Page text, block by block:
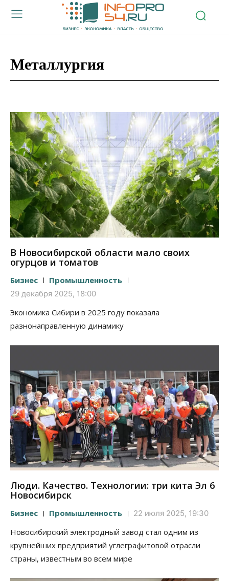
Металлургия
В Новосибирской области мало своих
огурцов и томатов
Бизнес Промышленность
29 декабря 2025, 18:00
Экономика Сибири в 2025 году показала
разнонаправленную динамику
Люди. Качество. Технологии: три кита Эл 6
Новосибирск
Бизнес Промышленность 22 июля 2025, 19:30
Новосибирский электродный завод стал одним из
крупнейших предприятий углеграфитовой отрасли
страны, известным во всем мире